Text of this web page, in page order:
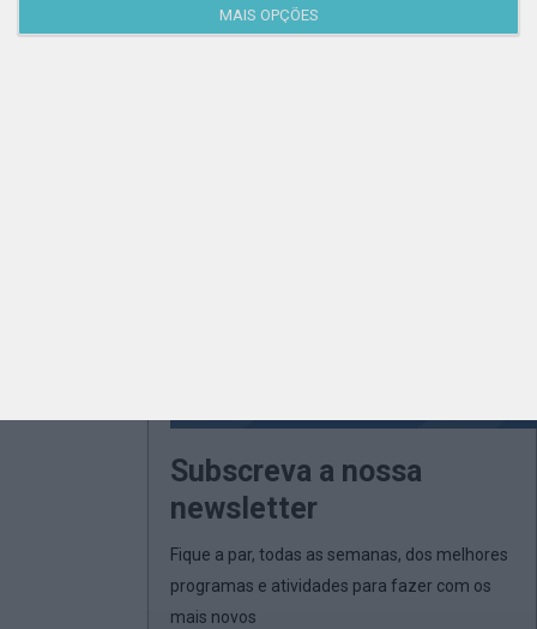
MAIS OPÇÕES
Subscreva a nossa
newsletter
Fique a par, todas as semanas, dos melhores
programas e atividades para fazer com os
mais novos